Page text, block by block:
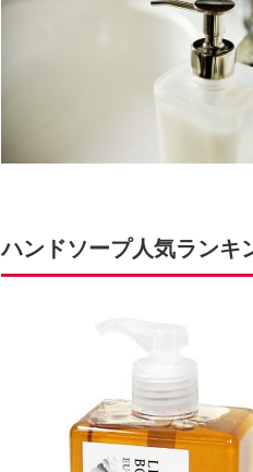
ハンドソープ人気ランキ